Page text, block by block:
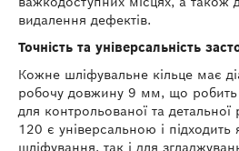
видалення дефектів.
Точність та універсальність
Кожне шліфувальне кільце має
робочу довжину 9 мм, що
для контрольованої та детальної
120 є універсальною і підходить
шліфування, так і для